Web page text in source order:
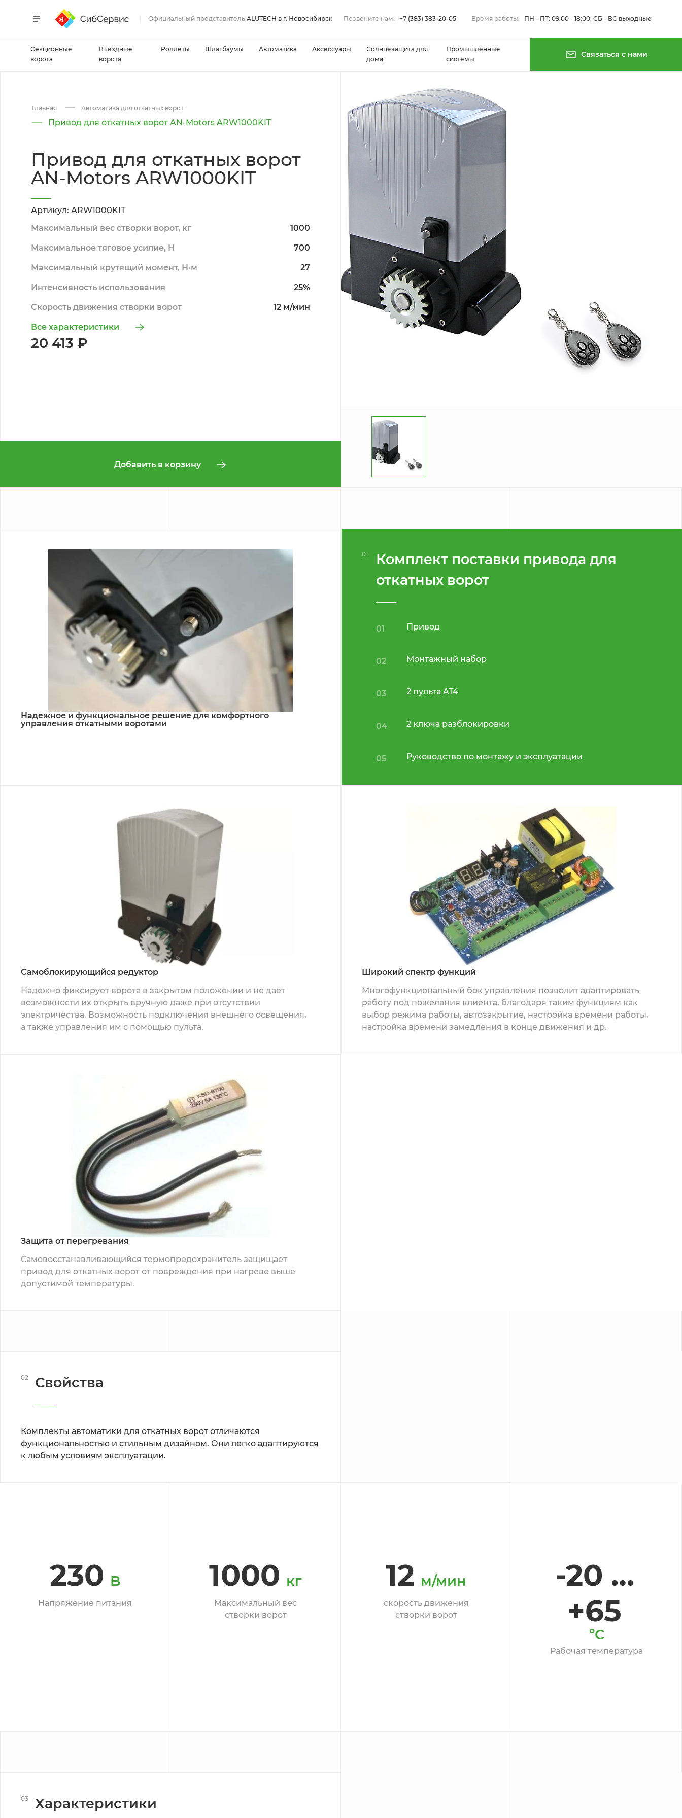
Официальный представитель ALUTECH в г. Новосибирск Позвоните нам: +7 (383) 383-20-05 Время работы: ПН - ПТ: 09:00 - 18:00, СБ - ВС выходные
Секционные
ворота
Въездные
ворота
Роллеты Шлагбаумы Автоматика Аксессуары
Солнцезащита для
дома
Промышленные
системы
Связаться с нами
Главная Автоматика для откатных ворот
Привод для откатных ворот AN-Motors ARW1000KIT
Привод для откатных ворот
AN-Motors ARW1000KIT
Артикул: ARW1000KIT
Максимальный вес створки ворот, кг
1000
Максимальное тяговое усилие, H 700
Максимальный крутящий момент, Н·м 27
Интенсивность использования 25%
Скорость движения створки ворот 12 м/мин
Все характеристики
20 413 ₽
Добавить в корзину
Надежное и функциональное решение для комфортного
управления откатными воротами
01
Комплект поставки привода для
откатных ворот
01 Привод
02 Монтажный набор
03 2 пульта AT4
04 2 ключа разблокировки
05 Руководство по монтажу и эксплуатации
Самоблокирующийся редуктор
Надежно фиксирует ворота в закрытом положении и не дает
возможности их открыть вручную даже при отсутствии
электричества. Возможность подключения внешнего освещения,
а также управления им с помощью пульта.
Широкий спектр функций
Многофункциональный бок управления позволит адаптировать
работу под пожелания клиента, благодаря таким функциям как
выбор режима работы, автозакрытие, настройка времени работы,
настройка времени замедления в конце движения и др.
Защита от перегревания
Самовосстанавливающийся термопредохранитель защищает
привод для откатных ворот от повреждения при нагреве выше
допустимой температуры.
02 Свойства
Комплекты автоматики для откатных ворот отличаются
функциональностью и стильным дизайном. Они легко адаптируются
к любым условиям эксплуатации.
230 B
Напряжение питания
1000 кг
Максимальный вес
створки ворот
12 м/мин
скорость движения
створки ворот
-20 …
+65
ºС
Рабочая температура
03 Характеристики